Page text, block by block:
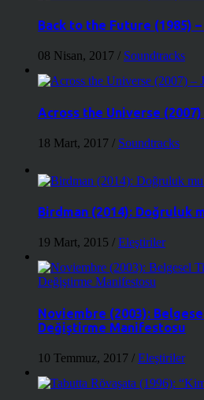
Back to the Future (1985)
08 Nisan, 2017 / Soundtracks
Across the Universe
18 Mart, 2017 / Soundtracks
Birdman (2014): Doğruluk
19 Mart, 2015 / Eleştiriler
Noviembre (2003):
Değiştirme Manifestosu
10 Temmuz, 2017 / Eleştiriler